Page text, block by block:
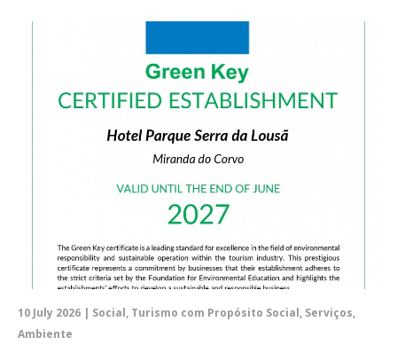
10 July 2026 | Social, Turismo com Propósito Social, Serviços,
Ambiente